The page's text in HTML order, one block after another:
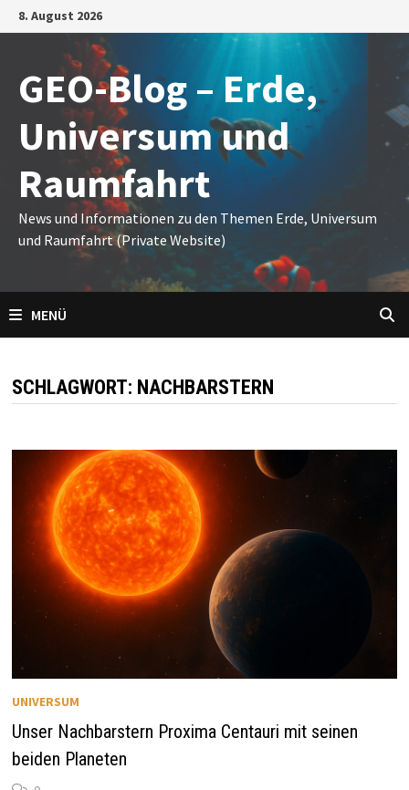
Zum
Inhalt
8. August 2026
GEO-Blog – Erde,
Universum und
Raumfahrt
News und Informationen zu den Themen Erde, Universum
und Raumfahrt (Private Website)
MENÜ
SCHLAGWORT: NACHBARSTERN
UNIVERSUM
Unser Nachbarstern Proxima Centauri mit seinen
beiden Planeten